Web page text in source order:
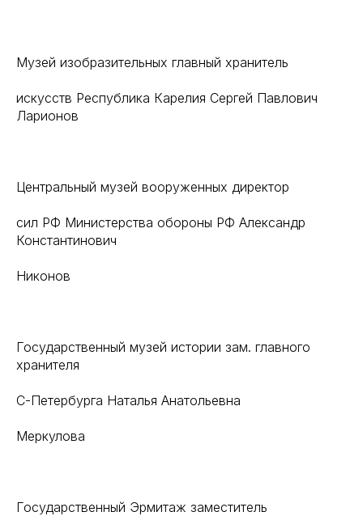
Музей изобразительных главный хранитель
искусств Республика Карелия Сергей Павлович
Ларионов
Центральный музей вооруженных директор
сил РФ Министерства обороны РФ Александр
Константинович
Никонов
Государственный музей истории зам. главного
хранителя
С-Петербурга Наталья Анатольевна
Меркулова
Государственный Эрмитаж заместитель